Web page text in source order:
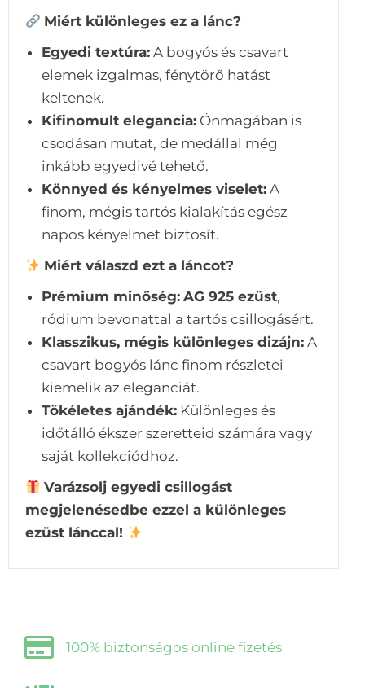
Miért különleges ez a lánc?
Egyedi textúra: A bogyós és csavart
elemek izgalmas, fénytörő hatást
keltenek.
Kifinomult elegancia: Önmagában is
csodásan mutat, de medállal még
inkább egyedivé tehető.
Könnyed és kényelmes viselet: A
finom, mégis tartós kialakítás egész
napos kényelmet biztosít.
Miért válaszd ezt a láncot?
Prémium minőség: AG 925 ezüst,
ródium bevonattal a tartós csillogásért.
Klasszikus, mégis különleges dizájn: A
csavart bogyós lánc finom részletei
kiemelik az eleganciát.
Tökéletes ajándék: Különleges és
időtálló ékszer szeretteid számára vagy
saját kollekciódhoz.
Varázsolj egyedi csillogást
megjelenésedbe ezzel a különleges
ezüst lánccal!
100% biztonságos online fizetés